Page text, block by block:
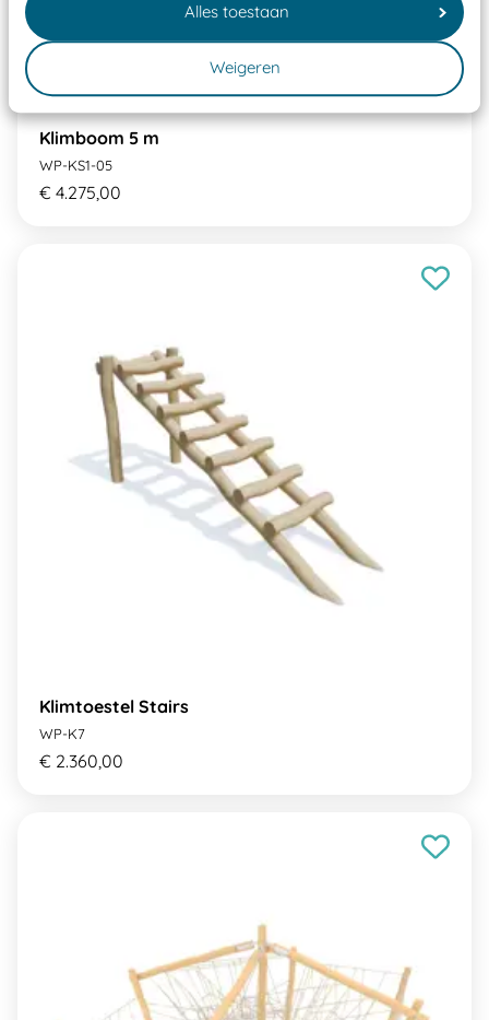
Alles toestaan
Weigeren
Klimboom 5 m
WP-KS1-05
€ 4.275,00
Klimtoestel Stairs
WP-K7
€ 2.360,00